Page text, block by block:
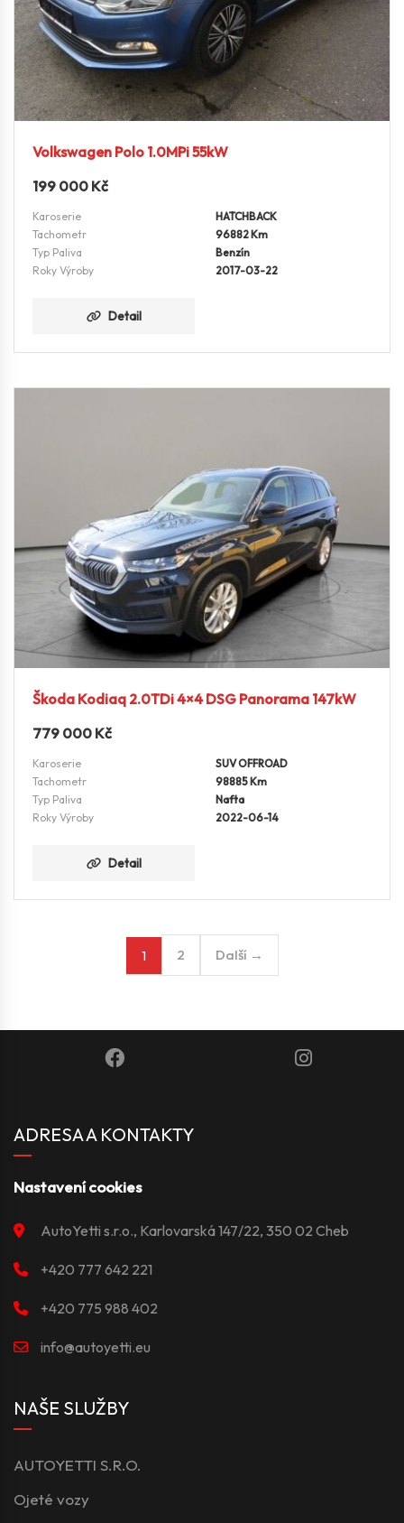
Volkswagen Polo 1.0MPi 55kW
199 000 Kč
Karoserie
HATCHBACK
Tachometr
96882 Km
Typ Paliva
Benzín
Roky Výroby
2017-03-22
Detail
Škoda Kodiaq 2.0TDi 4×4 DSG Panorama 147kW
779 000 Kč
Karoserie
SUV OFFROAD
Tachometr
98885 Km
Typ Paliva
Nafta
Roky Výroby
2022-06-14
Detail
1 2 Další →
ADRESA A KONTAKTY
Nastavení cookies
AutoYetti s.r.o., Karlovarská 147/22, 350 02 Cheb
+420 777 642 221
+420 775 988 402
info@autoyetti.eu
NAŠE SLUŽBY
AUTOYETTI S.R.O.
Ojeté vozy